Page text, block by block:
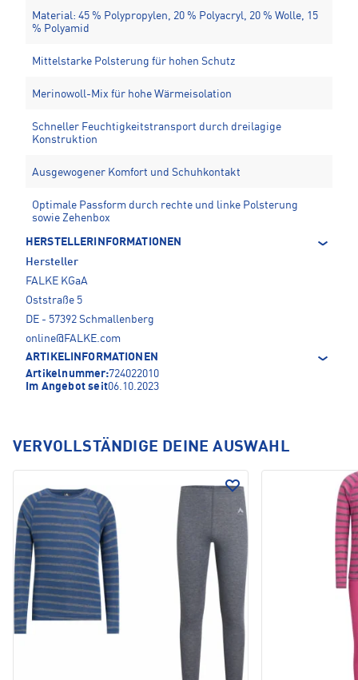
Material: 45 % Polypropylen, 20 % Polyacryl, 20 % Wolle, 15
% Polyamid
Mittelstarke Polsterung für hohen Schutz
Merinowoll-Mix für hohe Wärmeisolation
Schneller Feuchtigkeitstransport durch dreilagige
Konstruktion
Ausgewogener Komfort und Schuhkontakt
Optimale Passform durch rechte und linke Polsterung
sowie Zehenbox
HERSTELLERINFORMATIONEN
Hersteller
FALKE KGaA
Oststraße 5
DE - 57392 Schmallenberg
online@FALKE.com
ARTIKELINFORMATIONEN
Artikelnummer:724022010
Im Angebot seit06.10.2023
VERVOLLSTÄNDIGE DEINE AUSWAHL